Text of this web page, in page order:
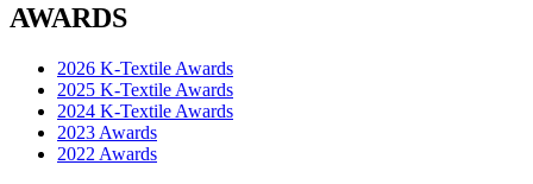
AWARDS
2026 K-Textile Awards
2025 K-Textile Awards
2024 K-Textile Awards
2023 Awards
2022 Awards